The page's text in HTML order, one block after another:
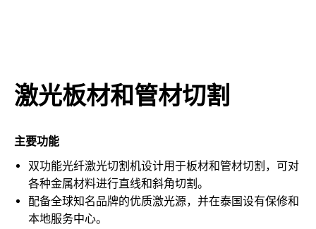
激光板材和管材切割
主要功能
双功能光纤激光切割机设计用于板材和管材切割，可对
各种金属材料进行直线和斜角切割。
配备全球知名品牌的优质激光源，并在泰国设有保修和
本地服务中心。